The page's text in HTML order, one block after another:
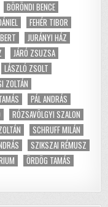
BÖRÖNDI BENCE
FEHÉR TIBOR
JURÁNYI HÁZ
JÁRÓ ZSUZSA
LÁSZLÓ ZSOLT
ZOLTÁN
PÁL ANDRÁS
RÓZSAVÖLGYI SZALON
SCHRUFF MILÁN
SZIKSZAI RÉMUSZ
ÖRDÖG TAMÁS